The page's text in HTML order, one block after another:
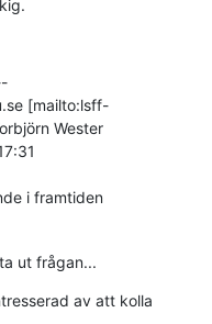
[mailto:lsff-
Wester
i framtiden
ut frågan...
av att kolla